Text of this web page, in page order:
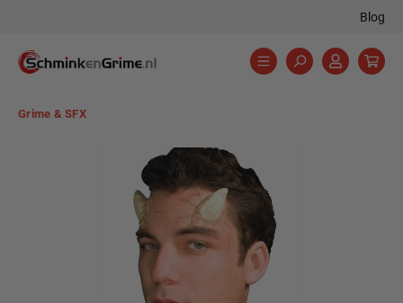
Blog
Grime & SFX
Afbeeldingengalerij overslaan